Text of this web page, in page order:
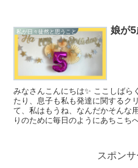
私が日々徒然と思うこと 娘が5
みなさんこんにちは✨ ここしばら
たり、息子も私も発達に関するク
て、私はもうね、なんだかそんな
りのために毎日のようにあちこち
スポン